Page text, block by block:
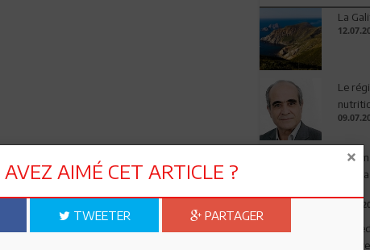
La
Le
AVEZ AIMÉ CET ARTICLE ?
TWEETER PARTAGER